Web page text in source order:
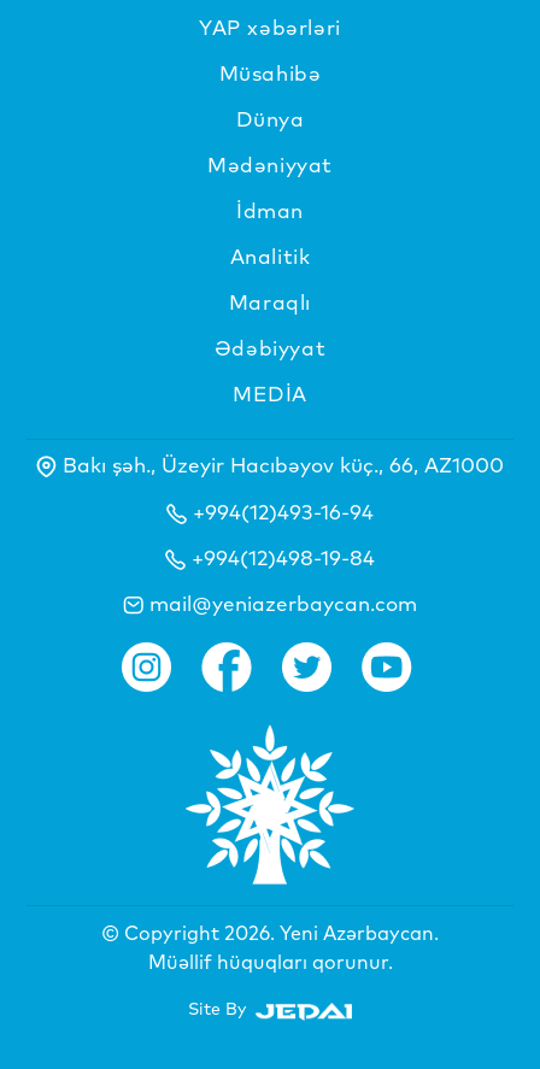
YAP xəbərləri
Müsahibə
Dünya
Mədəniyyat
İdman
Analitik
Maraqlı
Ədəbiyyat
MEDİA
Bakı şəh., Üzeyir Hacıbəyov küç., 66, AZ1000
+994(12)493-16-94
+994(12)498-19-84
mail@yeniazerbaycan.com
© Copyright 2026. Yeni Azərbaycan.
Müəllif hüquqları qorunur.
Site By